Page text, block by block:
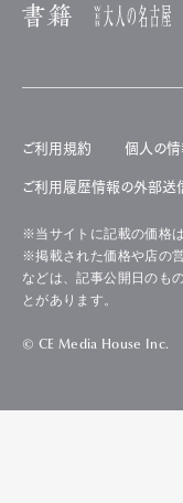
ご利用規約 個人の情
ご利用履歴情報の外部送
※当サイトに記載の価格
※掲載された価格や店の
などは、記事公開日のも
とがあります。
© CE Media House Inc.